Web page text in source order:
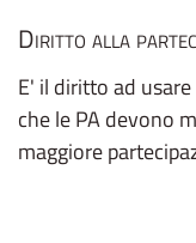
Diritto alla
E' il diritto ad
che le PA devono
maggiore